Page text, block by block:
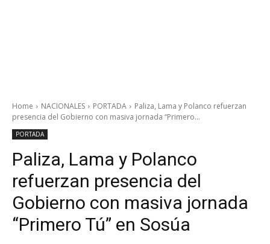
Home NACIONALES PORTADA
Paliza, Lama y Polanco refuerzan
presencia del Gobierno con masiva jornada “Primero...
PORTADA
Paliza, Lama y Polanco
refuerzan presencia del
Gobierno con masiva jornada
“Primero Tú” en Sosúa